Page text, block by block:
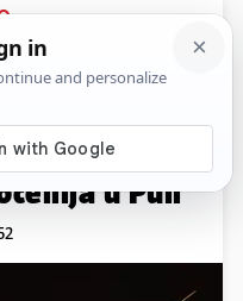
Komentari
više od
u Puli